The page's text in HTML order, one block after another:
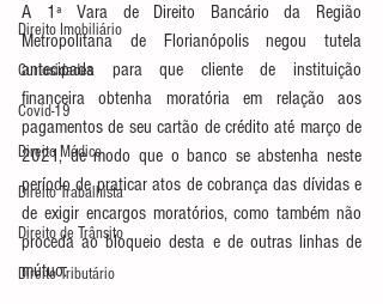
Direito Imobiliário
Curiosidades
Covid-19
Direito Médico
Direito Trabalhista
Direito de Trânsito
Direito Tributário
A 1ª Vara de Direito Bancário da Região
Metropolitana de Florianópolis negou tutela
antecipada para que cliente de instituição
financeira obtenha moratória em relação aos
pagamentos de seu cartão de crédito até março de
2021, de modo que o banco se abstenha neste
período de praticar atos de cobrança das dívidas e
de exigir encargos moratórios, como também não
proceda ao bloqueio desta e de outras linhas de
mútuo.